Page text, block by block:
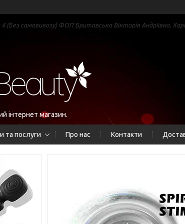
(Без самовивозу) ФОП Бритавська Вікторія Андріївна,
інтернет магазин.
та послуги Про нас Контакти